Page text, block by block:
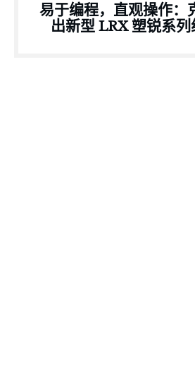
易于编程，直观操作：
出新型 LRX 塑锐系